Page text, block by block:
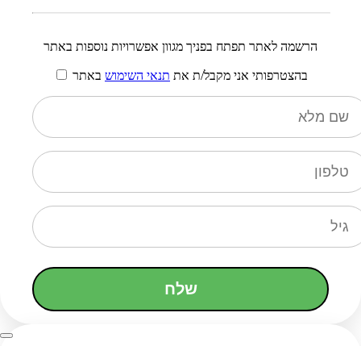
הרשמה לאתר תפתח בפניך מגוון אפשרויות נוספות באתר
בהצטרפותי אני מקבל/ת את תנאי השימוש באתר
שלח